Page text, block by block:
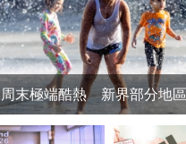
末極端酷熱 新界部分地